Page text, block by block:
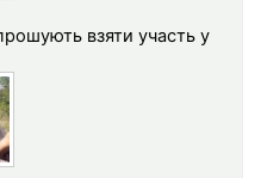
взяти участь у